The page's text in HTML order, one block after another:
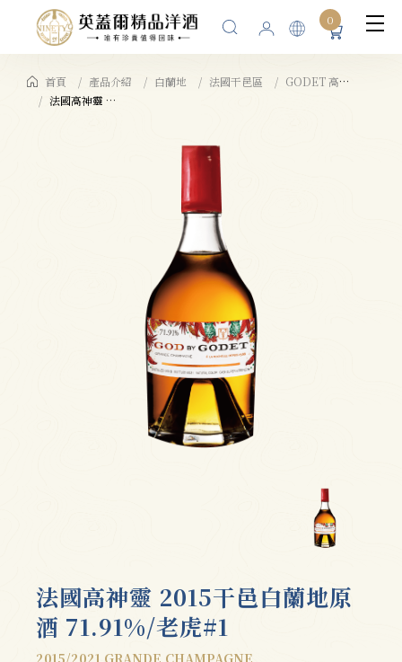
0
首頁 產品介紹 白蘭地 法國干邑區
GODET 高神靈
法國高神靈 2015干邑白蘭地原酒 71.91%/老虎#1
法國高神靈 2015干邑白蘭地原
酒 71.91%/老虎#1
2015/2021 GRANDE CHAMPAGNE